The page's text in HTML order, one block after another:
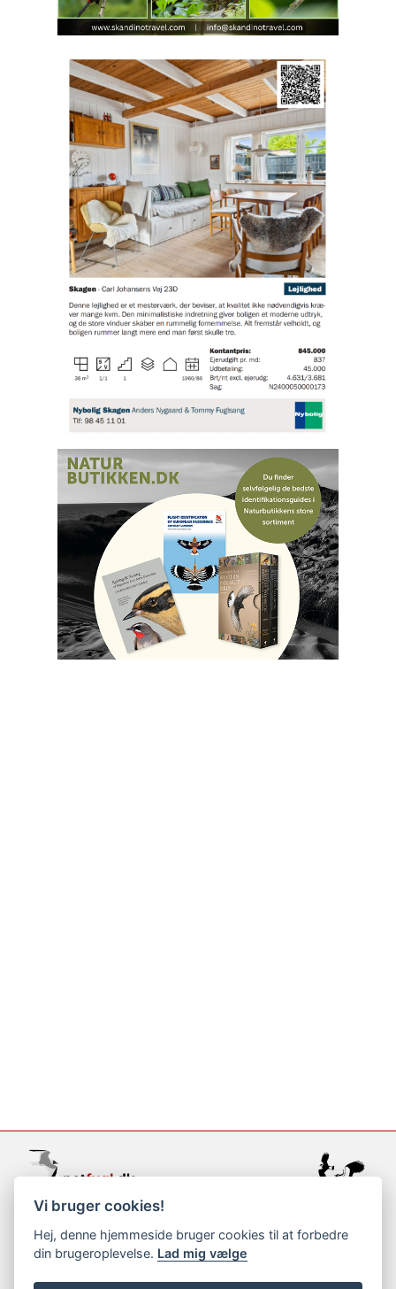
support@netfugl.dk
copyright © 2002-2023
Vi bruger cookies!
Hej, denne hjemmeside bruger cookies til at forbedre
din brugeroplevelse. Lad mig vælge